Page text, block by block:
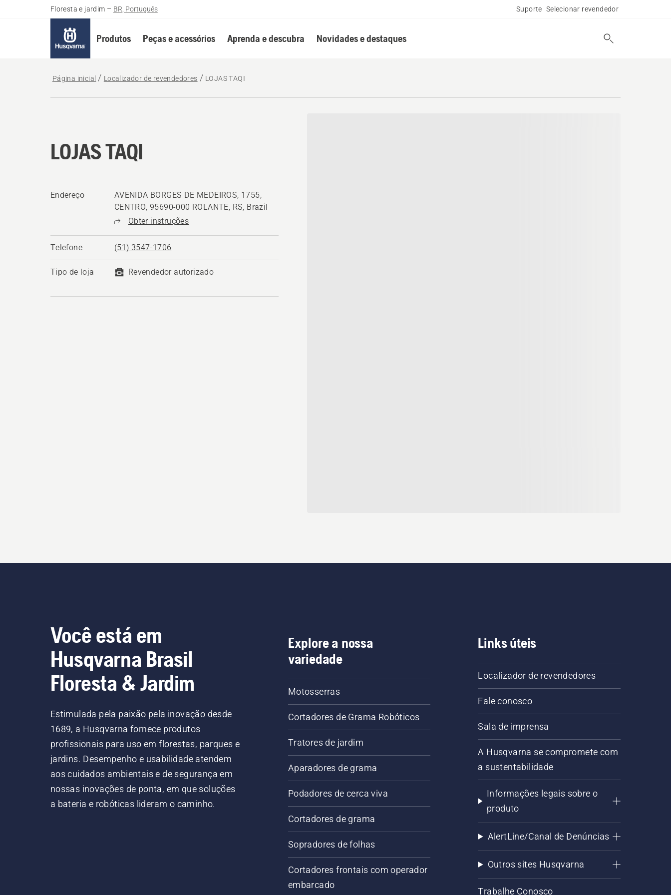
Floresta e jardim – BR, Português Suporte Selecionar revendedor
Produtos Peças e acessórios Aprenda e descubra Novidades e destaques
Página inicial Localizador de revendedores LOJAS TAQI
LOJAS TAQI
Endereço
AVENIDA BORGES DE MEDEIROS, 1755,
CENTRO, 95690-000 ROLANTE, RS, Brazil
Obter instruções
Telefone (51) 3547-1706
Tipo de loja Revendedor autorizado
Você está em
Husqvarna Brasil
Floresta & Jardim
Estimulada pela paixão pela inovação desde
1689, a Husqvarna fornece produtos
profissionais para uso em florestas, parques e
jardins. Desempenho e usabilidade atendem
aos cuidados ambientais e de segurança em
nossas inovações de ponta, em que soluções
a bateria e robóticas lideram o caminho.
Explore a nossa
variedade
Motosserras
Cortadores de Grama Robóticos
Tratores de jardim
Aparadores de grama
Podadores de cerca viva
Cortadores de grama
Sopradores de folhas
Cortadores frontais com operador
embarcado
Links úteis
Localizador de revendedores
Fale conosco
Sala de imprensa
A Husqvarna se compromete com
a sustentabilidade
Informações legais sobre o
produto
AlertLine/Canal de Denúncias
Outros sites Husqvarna
Trabalhe Conosco